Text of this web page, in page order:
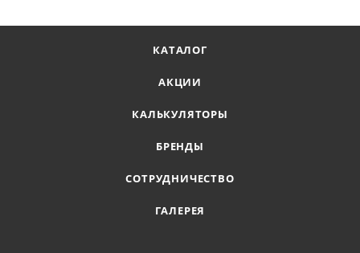
КАТАЛОГ
АКЦИИ
КАЛЬКУЛЯТОРЫ
БРЕНДЫ
СОТРУДНИЧЕСТВО
ГАЛЕРЕЯ